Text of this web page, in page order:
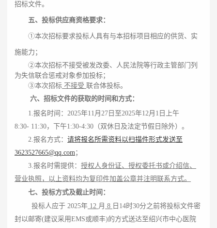
招标文件。
五、投标供应商资格要求：
①本次招标要求投标人具有与本招标项目相应的供货、实
施能力 ；
②本次招标不接受被发改委、人民法院等行政主管部门列
为失信联合惩戒对象参加投标；
③本次招标 不接受 联合体投标。
六、 招标文件的获取的时间和方式：
1.报名时间： 2025年11月 27 日至2025年12月 1 日上午
8:30- 11:30，下午1:30-4:30 （双休日及法定节假日除外） 。
2.报名方式： 请将报名所需资料以扫描件形式发送至
3623527665@qq.com；
3.报名时需提供： 授权人身份证、授权委托书或介绍信、
营业执照，以上资料均为复印件加盖公章并注明联系方式。
七、投标方式及截止时间：
投标人应于 2025年 12 月 8 日 14时30分之前将投标文件密
封以邮寄(建议采用EMS或顺丰)的方式送达至绍兴市中心医院